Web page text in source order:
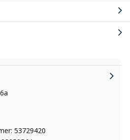
53729420